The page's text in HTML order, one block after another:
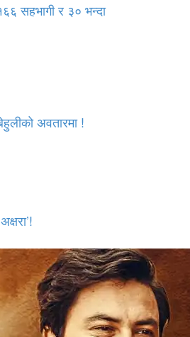
सहभागी र ३० भन्दा
अवतारमा !